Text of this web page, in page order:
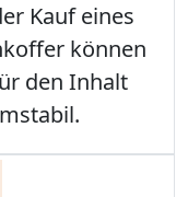
Kauf eines
können
den Inhalt